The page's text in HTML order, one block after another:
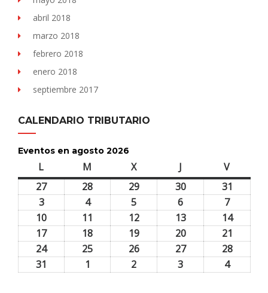
abril 2018
marzo 2018
febrero 2018
enero 2018
septiembre 2017
CALENDARIO TRIBUTARIO
Eventos en agosto 2026
L M Xmiércoles J Vviernes
2727
28 2929
2026
3030
2026
31
2026
33
agosto,
2026
44
agosto,
2026
5
agosto,
2026
6
agosto,
2026
77
agosto,
2026
10
agosto,
2026
11 1212
agosto,
2026
1313
agosto,
2026
1414
2026
1717
agosto,
18 1919
agosto,
2020
agosto,
21
agosto,
2424
25 2626
2727
2828
31 1 2 3 44